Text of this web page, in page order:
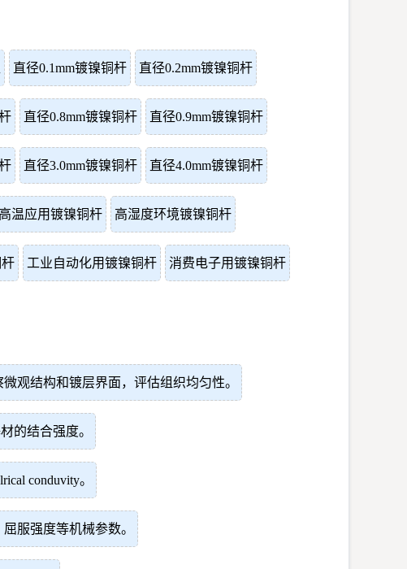
直径0.1mm镀镍铜杆 直径0.2mm镀镍铜杆
直径0.8mm镀镍铜杆 直径0.9mm镀镍铜杆
直径3.0mm镀镍铜杆 直径4.0mm镀镍铜杆
高温应用镀镍铜杆 高湿度环境镀镍铜杆
工业自动化用镀镍铜杆 消费电子用镀镍铜杆
观结构和镀层界面，评估组织均匀性。
的结合强度。
conduvity。
服强度等机械参数。